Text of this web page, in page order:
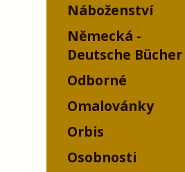
Náboženství
Německá -
Deutsche Bücher
Odborné
Omalovánky
Orbis
Osobnosti